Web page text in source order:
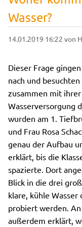
Wasser?
14.01.2019 16:22 von
Dieser Frage
nach und
zusammen mit
Wasserversorgung
wurden am 1.
und Frau Rosa
genau der Aufbau
erklärt, bis die
spazierte. Dort
Blick in die drei
klare, kühle
probiert werden.
außerdem erklärt,